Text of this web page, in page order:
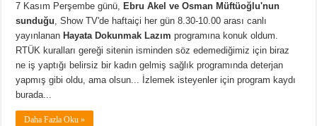
7 Kasım Perşembe günü, Ebru Akel ve Osman Müftüoğlu'nun
sunduğu, Show TV'de haftaiçi her gün 8.30-10.00 arası canlı
yayınlanan Hayata Dokunmak Lazım programına konuk oldum.
RTÜK kuralları gereği sitenin isminden söz edemediğimiz için biraz
ne iş yaptığı belirsiz bir kadın gelmiş sağlık programında deterjan
yapmış gibi oldu, ama olsun... İzlemek isteyenler için program kaydı
burada...
Daha Fazla Oku »